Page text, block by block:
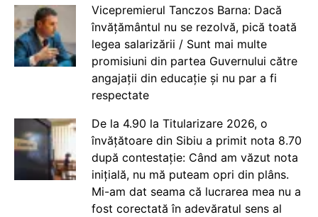
Vicepremierul Tanczos Barna: Dacă
învățământul nu se rezolvă, pică toată
legea salarizării / Sunt mai multe
promisiuni din partea Guvernului către
angajații din educație și nu par a fi
respectate
De la 4.90 la Titularizare 2026, o
învățătoare din Sibiu a primit nota 8.70
după contestație: Când am văzut nota
inițială, nu mă puteam opri din plâns.
Mi-am dat seama că lucrarea mea nu a
fost corectată în adevăratul sens al